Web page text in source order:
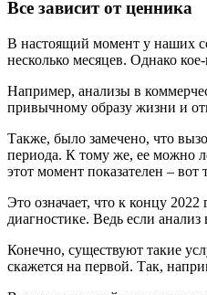
Все зависит от ценника
В настоящий момент у наших
несколько месяцев. Однако
Например, анализы в
привычному образу жизни и
Также, было замечено, что
периода. К тому же, ее можно
этот момент показателен –
Это означает, что к концу
диагностике. Ведь если
Конечно, существуют такие
скажется на первой. Так,